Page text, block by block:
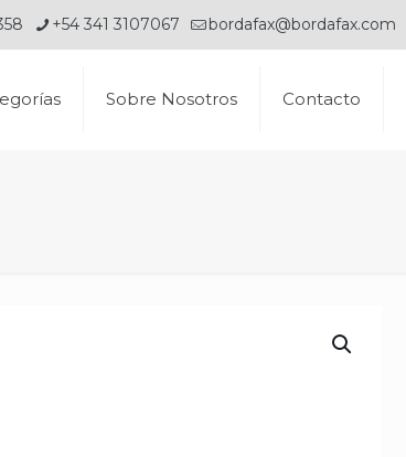
+54 341 3107067 bordafax@bordafax.com
Sobre Nosotros Contacto